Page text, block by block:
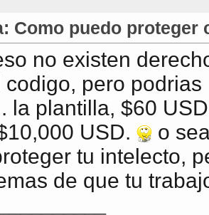
Como puedo
no existen
codigo, pero
la plantilla, $60
USD.
o
tu intelecto,
de que tu